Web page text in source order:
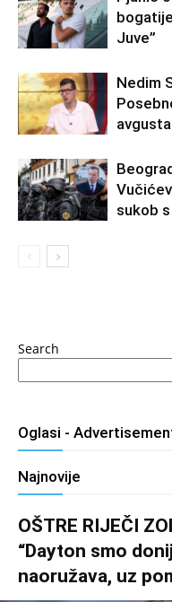
Juve”
Nedim
avgusta
sukob
Search
Oglasi -
Najnovije
OŠTRE RIJEČI
“Dayton smo
naoružava, uz